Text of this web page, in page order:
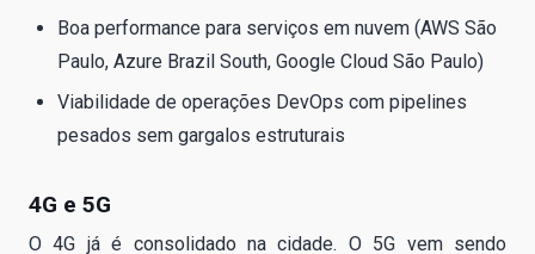
Boa performance para serviços em nuvem (AWS São
Paulo, Azure Brazil South, Google Cloud São Paulo)
Viabilidade de operações DevOps com pipelines
pesados sem gargalos estruturais
4G e 5G
O 4G já é consolidado na cidade. O 5G vem sendo